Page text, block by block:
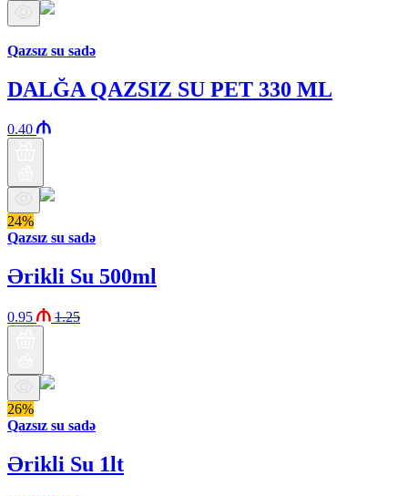
Qazsız su sadə
DALĞA QAZSIZ SU PET 330 ML
0.40
24%
Qazsız su sadə
Ərikli Su 500ml
0.95 1.25
26%
Qazsız su sadə
Ərikli Su 1lt